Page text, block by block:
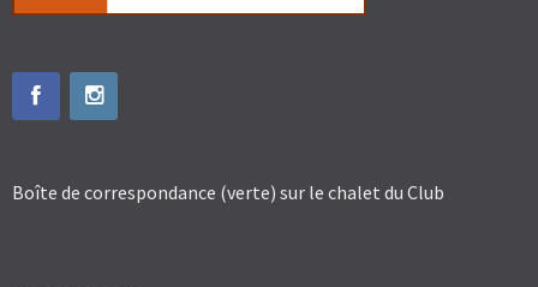
Boîte de correspondance (verte) sur le chalet du Club